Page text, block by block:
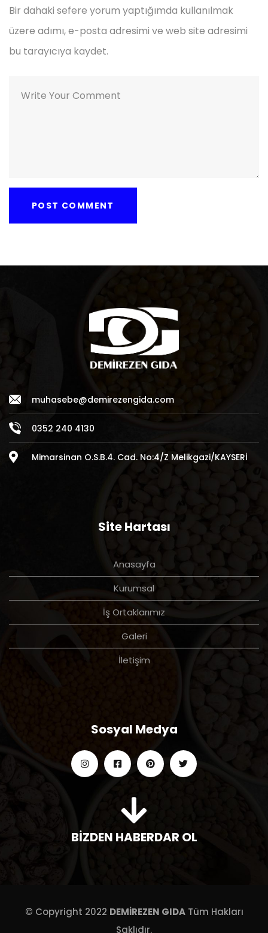
Bir dahaki sefere yorum yaptığımda kullanılmak
üzere adımı, e-posta adresimi ve web site adresimi
bu tarayıcıya kaydet.
muhasebe@demirezengida.com
0352 240 4130
Mimarsinan O.S.B.4. Cad. No:4/Z Melikgazi/KAYSERİ
Site Hartası
Anasayfa
Kurumsal
İş Ortaklarımız
Galeri
İletişim
Sosyal Medya
BİZDEN HABERDAR OL
© Copyright 2022 DEMİREZEN GIDATüm Hakları
Saklıdır.